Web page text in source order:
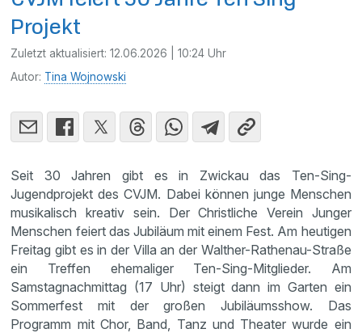
Projekt
Zuletzt aktualisiert:12.06.2026 | 10:24 Uhr
Autor: Tina Wojnowski
Seit 30 Jahren gibt es in Zwickau das Ten-Sing-
Jugendprojekt des CVJM. Dabei können junge Menschen
musikalisch kreativ sein. Der Christliche Verein Junger
Menschen feiert das Jubiläum mit einem Fest. Am heutigen
Freitag gibt es in der Villa an der Walther-Rathenau-Straße
ein Treffen ehemaliger Ten-Sing-Mitglieder. Am
Samstagnachmittag (17 Uhr) steigt dann im Garten ein
Sommerfest mit der großen Jubiläumsshow. Das
Programm mit Chor, Band, Tanz und Theater wurde ein